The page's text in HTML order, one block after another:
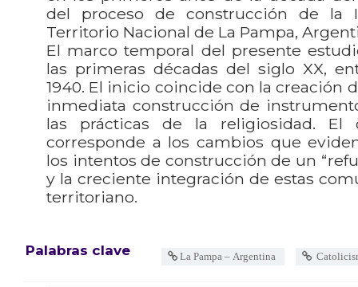
del proceso de construcción de la
Territorio Nacional de La Pampa,
El marco temporal del presente
las primeras décadas del siglo XX,
1940. El inicio coincide con la creación
inmediata construcción de
las prácticas de la religiosidad. El
corresponde a los cambios que
los intentos de construcción de un
y la creciente integración de estas
territoriano.
Palabras clave La Pampa – Argentina